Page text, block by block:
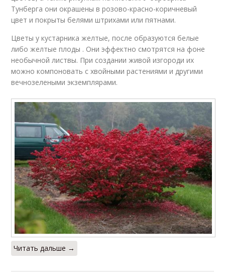
Тунберга они окрашены в розово-красно-коричневый
цвет и покрыты белями штрихами или пятнами.
Цветы у кустарника желтые, после образуются белые
либо желтые плоды . Они эффектно смотрятся на фоне
необычной листвы. При создании живой изгороди их
можно компоновать с хвойными растениями и другими
вечнозелеными экземплярами.
Читать дальше →